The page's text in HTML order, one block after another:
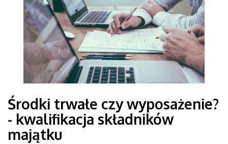
Środki trwałe czy wyposażenie?
- kwalifikacja składników
majątku